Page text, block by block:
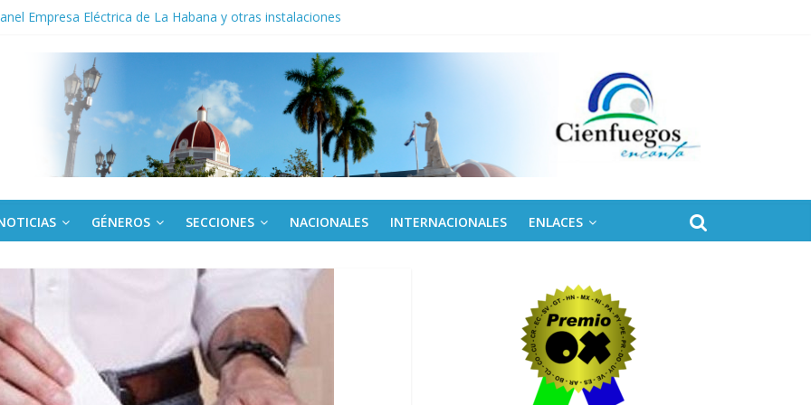
opacado por el alcohol
Libro y el legado editorial cubano
cubanos en certamen de ballet en Sudáfrica
para los niños trabajamos
GÉNEROS SECCIONES NACIONALES INTERNACIONALES ENLACES